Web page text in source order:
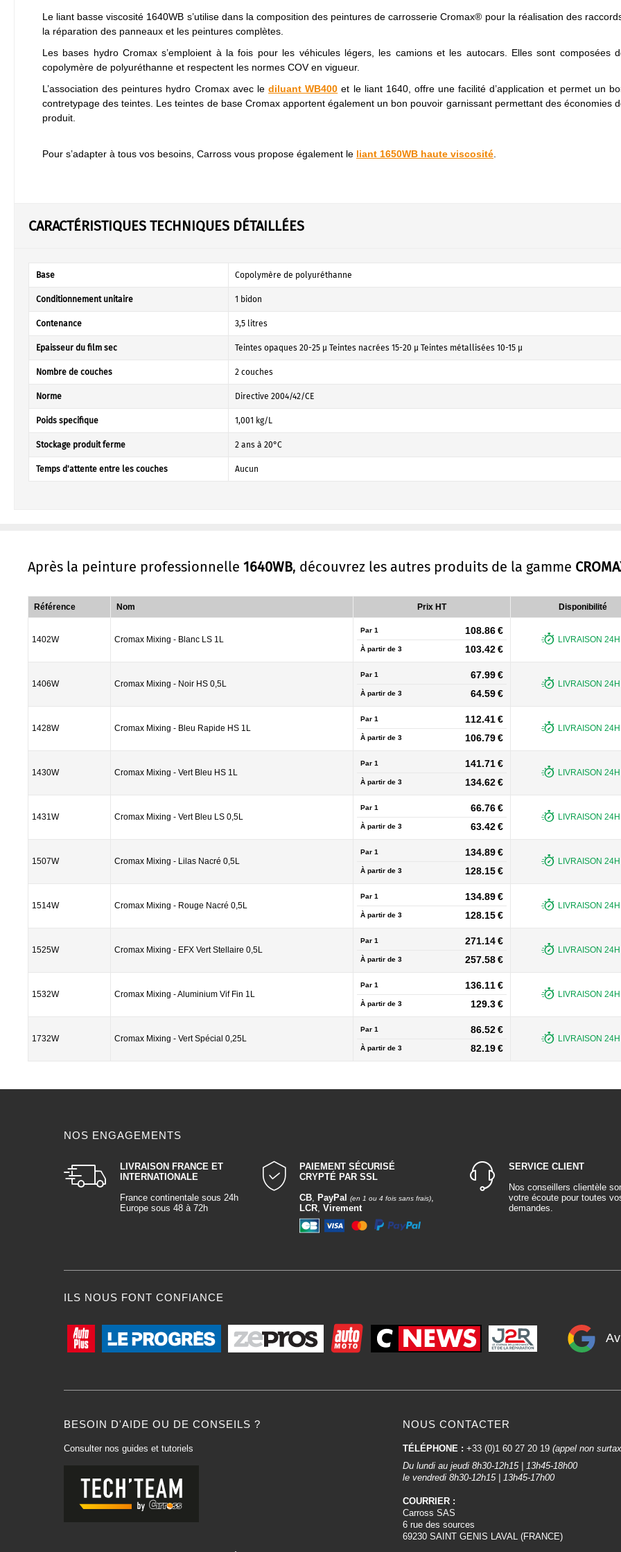
Le liant basse viscosité 1640WB s’utilise dans la composition des peintures de carrosserie Cromax® pour la réalisation des
la réparation des panneaux et les peintures complètes.
Les bases hydro Cromax s’emploient à la fois pour les véhicules légers, les camions et les autocars. Elles sont composées
copolymère de polyuréthanne et respectent les normes COV en vigueur.
L’association des peintures hydro Cromax avec lediluant WB400 et le liant 1640, offre une facilité d’application et permet un
contretypage des teintes. Les teintes de base Cromax apportent également un bon pouvoir garnissant permettant des économies
produit.
Pour s’adapter à tous vos besoins, Carross vous propose également le liant 1650WB haute viscosité
CARACTÉRISTIQUES TECHNIQUES DÉTAILLÉES
Base Copolymère de polyuréthanne
Conditionnement unitaire 1 bidon
Contenance 3,5 litres
Epaisseur du film sec Teintes opaques 20-25 µ Teintes nacrées 15-20 µ Teintes métallisées 10-15 µ
Nombre de couches 2 couches
Norme Directive 2004/42/CE
Poids specifique 1,001 kg/L
Stockage produit ferme 2 ans à 20°C
Temps d'attente entre les couches Aucun
Après la peinture professionnelle 1640WB, découvrez les autres produits de la gamme
Référence Nom Prix HT Disponibilité
1402W Cromax Mixing - Blanc LS 1L
Par 1 108.86 €
À partir de 3 103.42 €
LIVRAISON
1406W Cromax Mixing - Noir HS 0,5L
Par 1 67.99 €
À partir de 3 64.59 €
LIVRAISON
1428W Cromax Mixing - Bleu Rapide HS 1L
Par 1 112.41 €
À partir de 3 106.79 €
LIVRAISON
1430W Cromax Mixing - Vert Bleu HS 1L
Par 1 141.71 €
À partir de 3 134.62 €
LIVRAISON
1431W Cromax Mixing - Vert Bleu LS 0,5L
Par 1 66.76 €
À partir de 3 63.42 €
LIVRAISON
1507W Cromax Mixing - Lilas Nacré 0,5L
Par 1 134.89 €
À partir de 3 128.15 €
LIVRAISON
1514W Cromax Mixing - Rouge Nacré 0,5L
Par 1 134.89 €
À partir de 3 128.15 €
LIVRAISON
1525W Cromax Mixing - EFX Vert Stellaire 0,5L
Par 1 271.14 €
À partir de 3 257.58 €
LIVRAISON
1532W Cromax Mixing - Aluminium Vif Fin 1L
Par 1 136.11 €
À partir de 3 129.3 €
LIVRAISON
1732W Cromax Mixing - Vert Spécial 0,25L
Par 1 86.52 €
À partir de 3 82.19 €
LIVRAISON
NOS ENGAGEMENTS
LIVRAISON FRANCE ET
INTERNATIONALE
France continentale sous 24h
Europe sous 48 à 72h
PAIEMENT SÉCURISÉ
CRYPTÉ PAR SSL
CB, PayPal (en 1 ou 4 fois sans frais),
LCR,Virement
SERVICE CLIENT
Nos conseillers clientèle
votre écoute pour toutes
demandes.
ILS NOUS FONT CONFIANCE
BESOIN D'AIDE OU DE CONSEILS ?
Consulter nos guides et tutoriels
NOUS CONTACTER
TÉLÉPHONE : +33 (0)1 60 27 20 19 (appel non
Du lundi au jeudi 8h30-12h15 | 13h45-18h00
le vendredi 8h30-12h15 | 13h45-17h00
COURRIER :
Carross SAS
6 rue des sources
69230 SAINT GENIS LAVAL (FRANCE)